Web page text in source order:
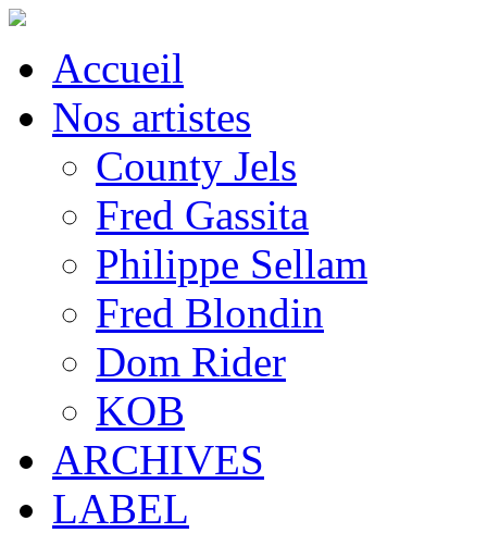
Accueil
Nos artistes
County Jels
Fred Gassita
Philippe Sellam
Fred Blondin
Dom Rider
KOB
ARCHIVES
LABEL